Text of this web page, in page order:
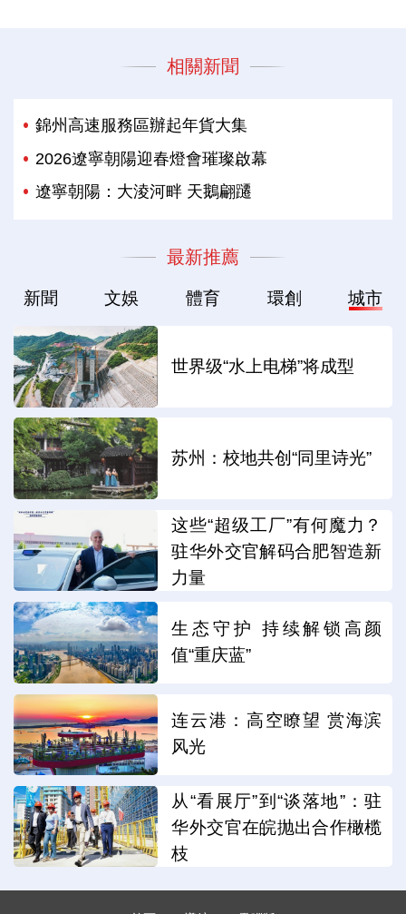
相關新聞
錦州高速服務區辦起年貨大集
2026遼寧朝陽迎春燈會璀璨啟幕
遼寧朝陽：大淩河畔 天鵝翩躚
最新推薦
新聞 文娛 體育 環創 城市
世界级“水上电梯”将成型
苏州：校地共创“同里诗光”
这些“超级工厂”有何魔力？
驻华外交官解码合肥智造新
力量
生态守护 持续解锁高颜
值“重庆蓝”
连云港：高空瞭望 赏海滨
风光
从“看展厅”到“谈落地”：驻
华外交官在皖抛出合作橄榄
枝